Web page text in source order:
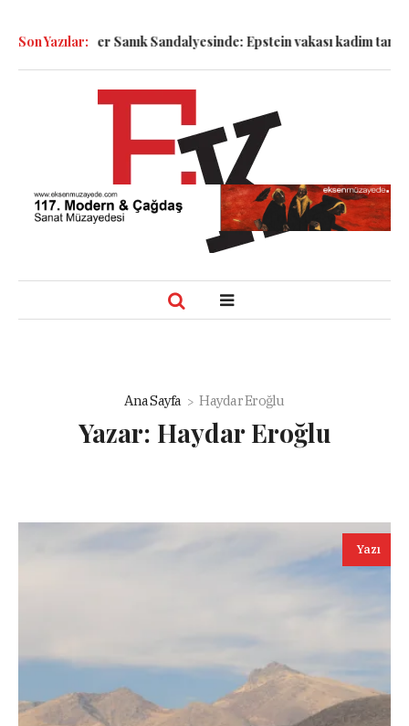
Son Yazılar:
Semboller Sanık Sandalyesinde: Epstein vakası kadim
Ana Sayfa Haydar Eroğlu
Yazar: Haydar Eroğlu
Yazı